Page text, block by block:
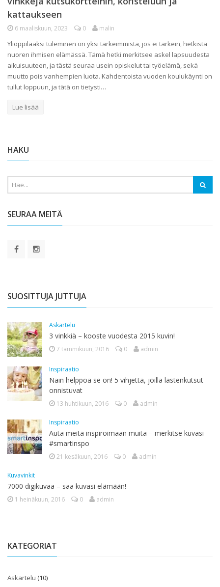
kattaukseen
6 maaliskuun, 2023 0 malin
Ylioppilaaksi tuleminen on yksi tärkeimmistä, jos ei tärkein, hetkistä
nuoren ihmisen elämässä. Tämä hetki merkitsee askel lapsuudesta
aikuisuuteen, ja tästä seuraa usein opiskelut tai työelämä, sekä
muutto pois vanhempien luota. Kahdentoista vuoden koulukäynti on
tullut loppuun, ja tätä on tietysti…
Lue lisää
HAKU
SEURAA MEITÄ
SUOSITTUJA JUTTUJA
Askartelu
3 vinkkiä – kooste vuodesta 2015 kuvin!
7 tammikuun, 2016 0 admin
Inspiraatio
Näin helppoa se on! 5 vihjettä, joilla lastenkutsut
onnistuvat
13 huhtikuun, 2016 0 admin
Inspiraatio
Auta meitä inspiroimaan muita – merkitse kuvasi
#smartinspo
21 kesäkuun, 2016 0 admin
Kuvavinkit
7000 digikuvaa – saa kuvasi elämään!
1 heinäkuun, 2016 0 admin
KATEGORIAT
Askartelu (10)